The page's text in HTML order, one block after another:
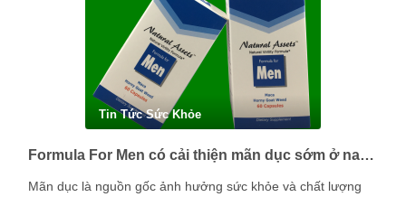
Tin Tức Sức Khỏe
Formula For Men có cải thiện mãn dục sớm ở nam giới được không?
Mãn dục là nguồn gốc ảnh hưởng sức khỏe và chất lượng